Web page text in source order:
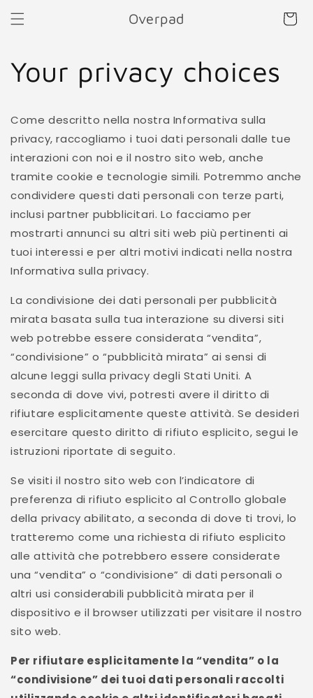
Skip to
content
Overpad Cart
Your privacy choices
Come descritto nella nostra Informativa sulla
privacy, raccogliamo i tuoi dati personali dalle tue
interazioni con noi e il nostro sito web, anche
tramite cookie e tecnologie simili. Potremmo anche
condividere questi dati personali con terze parti,
inclusi partner pubblicitari. Lo facciamo per
mostrarti annunci su altri siti web più pertinenti ai
tuoi interessi e per altri motivi indicati nella nostra
Informativa sulla privacy.
La condivisione dei dati personali per pubblicità
mirata basata sulla tua interazione su diversi siti
web potrebbe essere considerata “vendita”,
“condivisione” o “pubblicità mirata” ai sensi di
alcune leggi sulla privacy degli Stati Uniti. A
seconda di dove vivi, potresti avere il diritto di
rifiutare esplicitamente queste attività. Se desideri
esercitare questo diritto di rifiuto esplicito, segui le
istruzioni riportate di seguito.
Se visiti il nostro sito web con l’indicatore di
preferenza di rifiuto esplicito al Controllo globale
della privacy abilitato, a seconda di dove ti trovi, lo
tratteremo come una richiesta di rifiuto esplicito
alle attività che potrebbero essere considerate
una “vendita” o “condivisione” di dati personali o
altri usi considerabili pubblicità mirata per il
dispositivo e il browser utilizzati per visitare il nostro
sito web.
Per rifiutare esplicitamente la “vendita” o la
“condivisione” dei tuoi dati personali raccolti